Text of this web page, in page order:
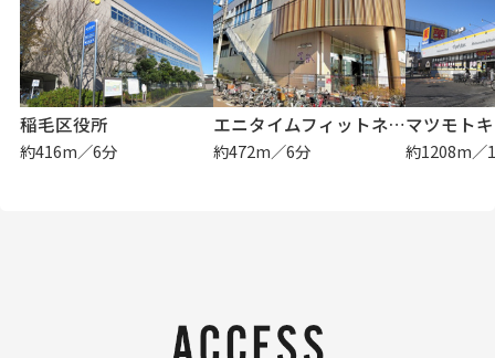
稲毛区役所
約416m／6分
エニタイムフィットネス 天台店
約472m／6分
マツモト
約1208m／